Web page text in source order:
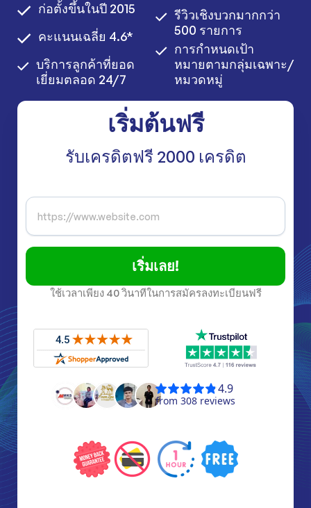
ก่อตั้งขึ้นในปี 2015
คะแนนเฉลี่ย 4.6*
บริการลูกค้าที่ยอด
เยี่ยมตลอด 24/7
รีวิวเชิงบวกมากกว่า
500 รายการ
การกำหนดเป้า
หมายตามกลุ่มเฉพาะ/
หมวดหมู่
เริ่มต้นฟรี
รับเครดิตฟรี 2000 เครดิต
เริ่มเลย!
ใช้เวลาเพียง 40 วินาทีในการสมัครลงทะเบียนฟรี